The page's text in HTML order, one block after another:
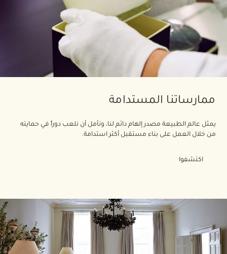
ممارساتنا المستدامة
يمثل عالم الطبيعة مصدر إلهام دائم لنا، ونأمل أن نلعب دوراً في حمايته
من خلال العمل على بناء مستقبل أكثر استدامة.
اكتشفوا